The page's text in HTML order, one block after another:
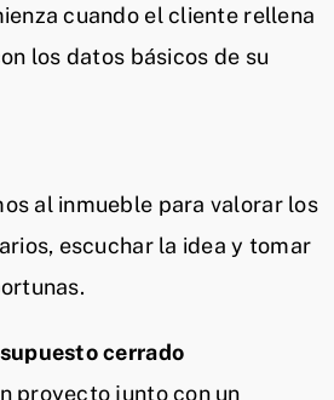
cuando el cliente rellena
los datos básicos de su
al inmueble para valorar los
escuchar la idea y tomar
cerrado
proyecto junto con un